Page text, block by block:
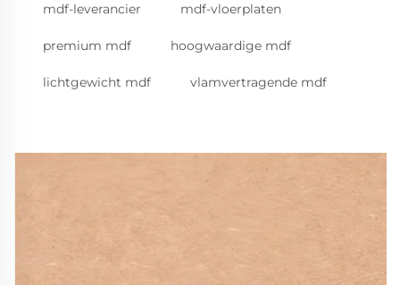
mdf-leverancier mdf-vloerplaten
premium mdf hoogwaardige mdf
lichtgewicht mdf vlamvertragende mdf